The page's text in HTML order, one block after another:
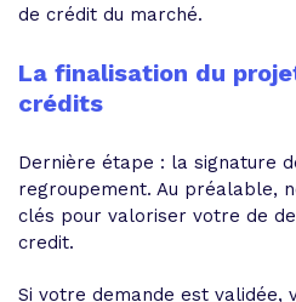
de crédit du marché.
La finalisation du
crédits
Dernière étape : la signature
regroupement. Au préalable,
clés pour valoriser votre de
credit.
Si votre demande est validée,